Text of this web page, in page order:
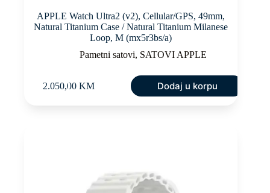
APPLE Watch Ultra2 (v2), Cellular/GPS, 49mm,
Natural Titanium Case / Natural Titanium Milanese
Loop, M (mx5r3bs/a)
Pametni satovi, SATOVI APPLE
2.050,00 KM Dodaj u korpu